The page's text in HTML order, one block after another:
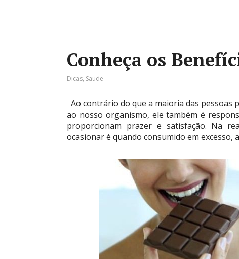
Conheça os
Dicas, Saude
Ao contrário do que a maioria das pessoas
ao nosso organismo, ele também é
proporcionam prazer e satisfação. Na
ocasionar é quando consumido em excesso,